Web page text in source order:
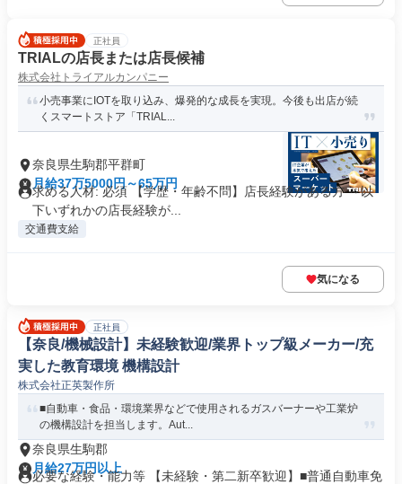
正社員
TRIALの店長または店長候補
株式会社トライアルカンパニー
小売事業にIOTを取り込み、爆発的な成長を実現。今後も出店が続
くスマートストア「TRIAL...
奈良県生駒郡平群町
月給37万5000円～65万円
求める人材: 必須 【学歴・年齢不問】店長経験がある方 ～以
下いずれかの店長経験が...
交通費支給
気になる
正社員
【奈良/機械設計】未経験歓迎/業界トップ級メーカー/充
実した教育環境 機構設計
株式会社正英製作所
■自動車・食品・環境業界などで使用されるガスバーナーや工業炉
の機構設計を担当します。Aut...
奈良県生駒郡
月給27万円以上
必要な経験・能力等 【未経験・第二新卒歓迎】■普通自動車免